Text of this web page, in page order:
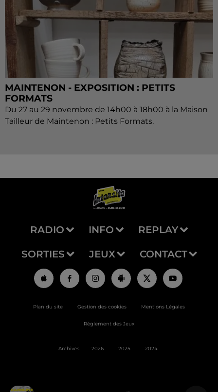
MAINTENON - EXPOSITION : PETITS
FORMATS
Du 27 au 29 novembre de 14h00 à 18h00 à la Maison
Tailleur de Maintenon : Petits Formats.
RADIO INFO REPLAY
SORTIES JEUX CONTACT
Plan du site Gestion des cookies Mentions Légales
Règlement des Jeux
Archives 2026 2025 2024